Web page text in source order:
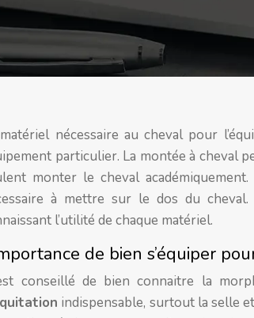
nécessaire au cheval pour
particulier. La montée à cheval
monter le cheval
à mettre sur le dos du
l’utilité de chaque matériel.
de bien s’équiper
conseillé de bien connaitre la
indispensable, surtout la selle